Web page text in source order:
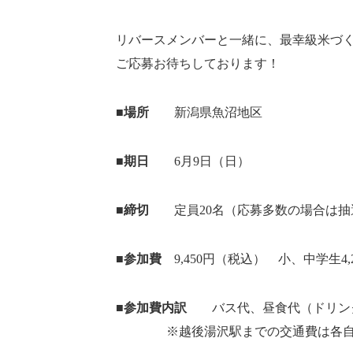
リバースメンバーと一緒に、最幸級米づ
ご応募お待ちしております！
■場所 新潟県魚沼地区
■期日 6月9日（日）
■締切 定員20名（応募多数の場合は抽
■参加費 9,450円（税込） 小、中学生
■参加費内訳 バス代、昼食代（ドリン
※越後湯沢駅までの交通費は各自